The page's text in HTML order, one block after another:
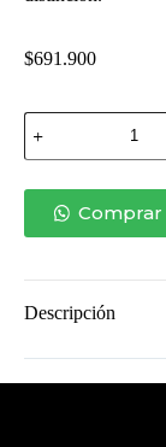
$691.900
PUFF
CON
ASA
Descripción